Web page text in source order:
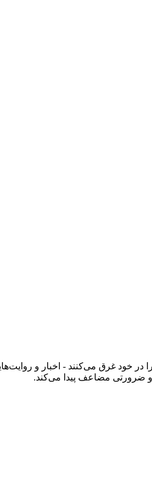
را در خود غرق می‌کنند - اخبار و
و ضرورتی مضاعف پیدا می‌کند.